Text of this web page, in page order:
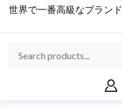
世界で一番高級なブランド